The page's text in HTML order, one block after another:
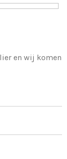
en wij komen